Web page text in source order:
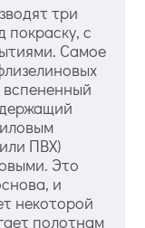
три
покраску, с
Самое
ПВХ)
Это
и
некоторой
полотнам